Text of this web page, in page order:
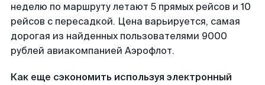
неделю по маршруту летают 5 прямых рейсов и 10
рейсов с пересадкой. Цена варьируется, самая
дорогая из найденных пользователями 9000
рублей авиакомпанией Аэрофлот.
Как еще сэкономить используя электронный